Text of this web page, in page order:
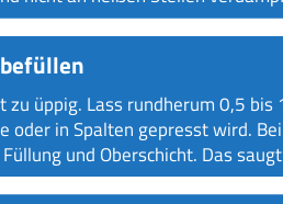
zu üppig. Lass rundherum 0,5
oder in Spalten gepresst wird.
und Oberschicht. Das